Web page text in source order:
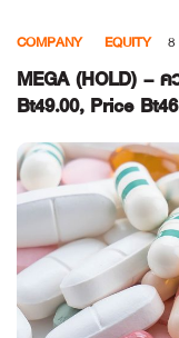
content
COMPANY EQUITY
MEGA (HOLD) – ค
Bt49.00, Price